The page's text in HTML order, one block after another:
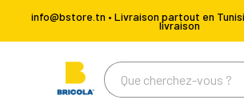
info@bstore.tn • Livraison partout en
livraison